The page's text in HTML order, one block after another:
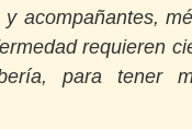
acompañantes,
requieren
para tener